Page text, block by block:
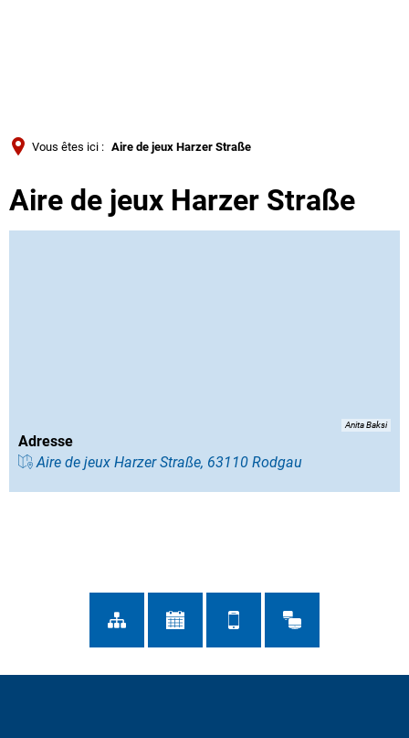
Български
Vous êtes ici : Aire de jeux Harzer Straße
Aire de jeux Harzer Straße
Adresse
Aire de jeux Harzer Straße, 63110 Rodgau
Anita Baksi